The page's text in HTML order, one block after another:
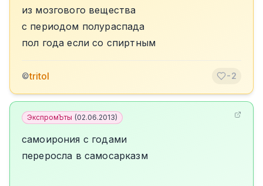
из мозгового вещества
с периодом полураспада
пол года если со спиртным
©tritol -2
ЭкспромЪты (02.06.2013)
самоирония с годами
переросла в самосарказм